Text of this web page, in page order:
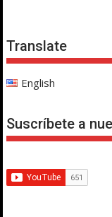
Translate
English
Suscríbete a